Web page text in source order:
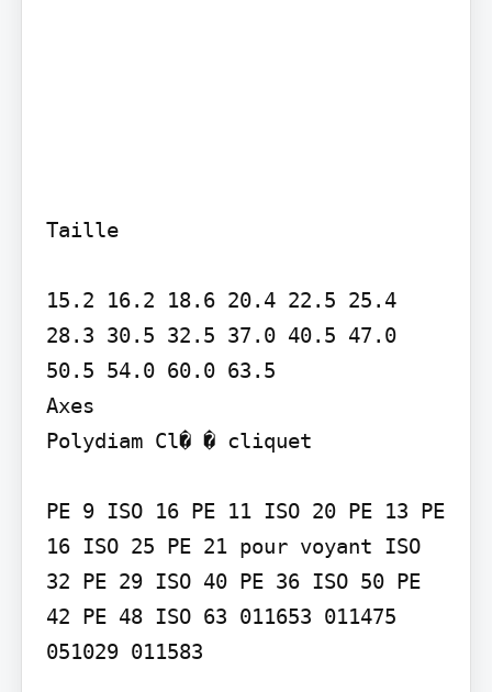
Taille
15.2 16.2 18.6 20.4 22.5 25.4
28.3 30.5 32.5 37.0 40.5 47.0
50.5 54.0 60.0 63.5
Axes
Polydiam Cl� � cliquet
PE 9 ISO 16 PE 11 ISO 20 PE 13 PE
16 ISO 25 PE 21 pour voyant ISO
32 PE 29 ISO 40 PE 36 ISO 50 PE
42 PE 48 ISO 63 011653 011475
051029 011583